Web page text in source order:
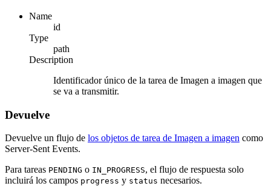
Name
id
Type
path
Description
Identificador único de la tarea de Imagen a imagen que
se va a transmitir.
Devuelve
Devuelve un flujo de los objetos de tarea de Imagen a imagen como
Server-Sent Events.
Para tareas PENDING o IN_PROGRESS, el flujo de respuesta solo
incluirá los campos progress y status necesarios.